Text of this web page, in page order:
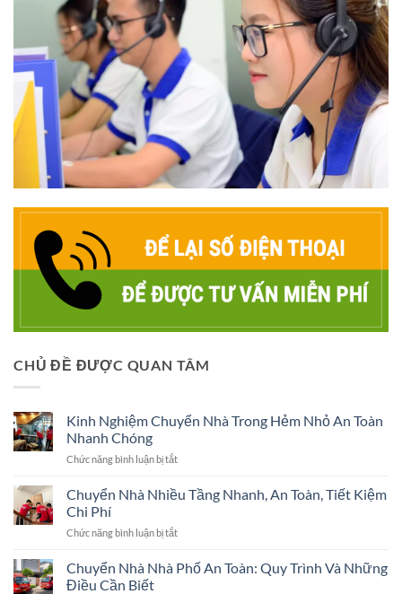
CHỦ ĐỀ ĐƯỢC QUAN TÂM
Kinh Nghiệm Chuyển Nhà Trong Hẻm Nhỏ An Toàn
Nhanh Chóng
Chức năng bình luận bị tắtở
Nghiệm
Chuyển
Trong
Nhỏ
Chuyển Nhà Nhiều Tầng Nhanh, An Toàn, Tiết Kiệm
Chi Phí
Chức năng bình luận bị tắtở
Nhà
Nhiều
Chuyển Nhà Nhà Phố An Toàn: Quy Trình Và Những
Điều Cần Biết